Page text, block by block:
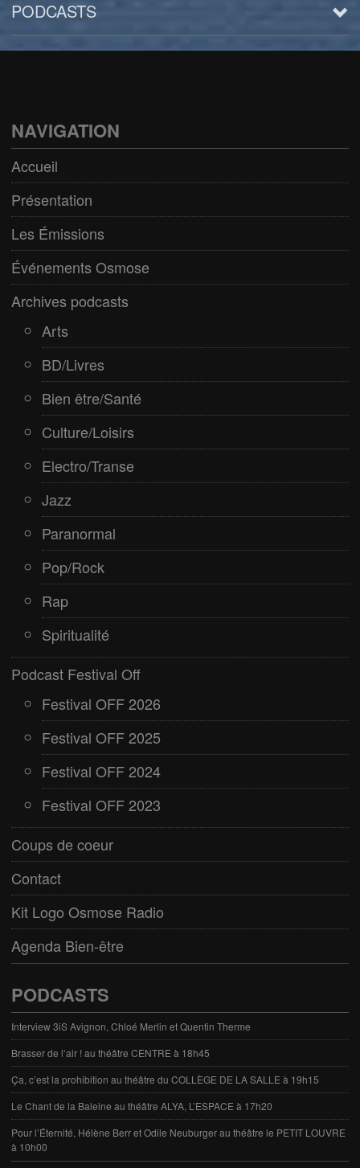
PODCASTS
Bien être/Santé
Culture/Loisirs
Electro/Transe
Paranormal
Pop/Rock
Rap
Spiritualité
NAVIGATION
Accueil
Présentation
Les Émissions
Événements Osmose
Archives podcasts
Arts
BD/Livres
Bien être/Santé
Culture/Loisirs
Electro/Transe
Jazz
Paranormal
Pop/Rock
Rap
Spiritualité
Podcast Festival Off
Festival OFF 2026
Festival OFF 2025
Festival OFF 2024
Festival OFF 2023
Coups de coeur
Contact
Kit Logo Osmose Radio
Agenda Bien-être
PODCASTS
Interview 3iS Avignon, Chloé Merlin et Quentin Therme
Brasser de l’air ! au théâtre CENTRE à 18h45
Ça, c’est la prohibition au théâtre du COLLÈGE DE LA SALLE à 19h15
Le Chant de la Baleine au théâtre ALYA, L’ESPACE à 17h20
Pour l’Éternité, Hélène Berr et Odile Neuburger au théâtre le PETIT LOUVRE
à 10h00